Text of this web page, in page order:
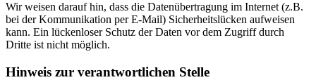
Wir weisen darauf hin, dass die Datenübertragung im Internet (z.B.
bei der Kommunikation per E-Mail) Sicherheitslücken aufweisen
kann. Ein lückenloser Schutz der Daten vor dem Zugriff durch
Dritte ist nicht möglich.
Hinweis zur verantwortlichen Stelle